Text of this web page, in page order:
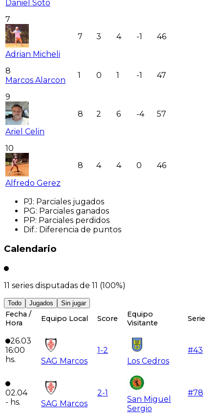
Daniel Soto
7
Adrian Micheli
7 3 4 -1 46
8
Marcos Alarcon
1 0 1 -1 47
9
Ariel Celin
8 2 6 -4 57
10
Alfredo Gerez
8 4 4 0 46
PJ: Parciales jugados
PG: Parciales ganados
PP: Parciales perdidos
Dif.: Diferencia de puntos
Calendario
11 series disputadas de 11 (100%)
Todo Jugados Sin jugar
Fecha /
Hora
Equipo Local Score
Equipo
Visitante
Serie
26.03
16:00
hs.
SAG Marcos
1-2
Los Cedros
#43
02.04
- hs. SAG Marcos
2-1
San Miguel
Sergio
#78